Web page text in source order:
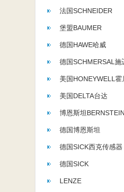
法国SCHNEIDER
堡盟BAUMER
德国HAWE哈威
德国SCHMERSAL施
赛
美国HONEYWELL霍
韦尔
美国DELTA台达
博恩斯坦BERNSTEIN
德国博恩斯坦
BERNSTEIN
德国SICK西克传感器
德国SICK
LENZE